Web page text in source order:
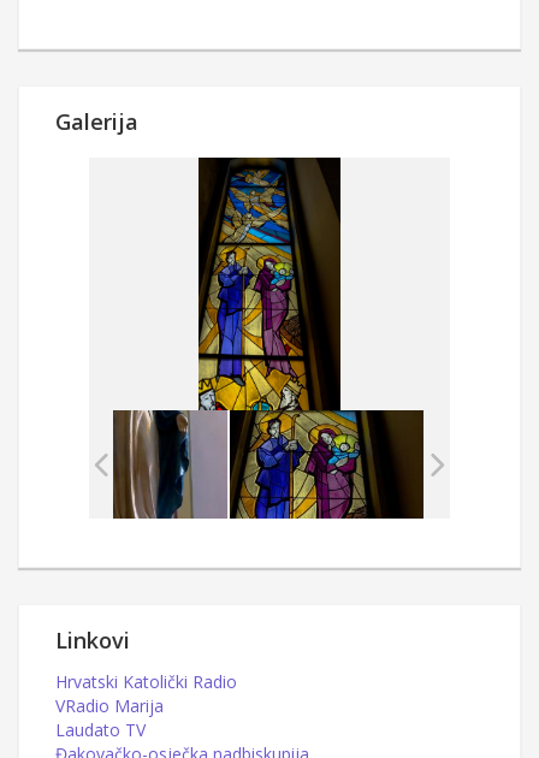
Galerija
Linkovi
Hrvatski Katolički Radio
VRadio Marija
Laudato TV
Đakovačko-osječka nadbiskupija